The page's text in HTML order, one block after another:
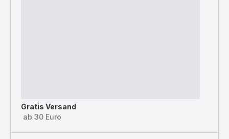
Gratis Versand
ab 30 Euro